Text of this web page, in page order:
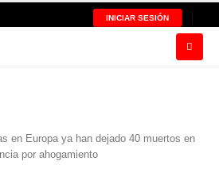
INICIAR SESIÓN